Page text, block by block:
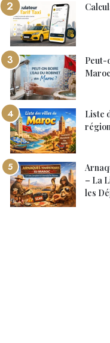
Peut-
Liste
– La
les